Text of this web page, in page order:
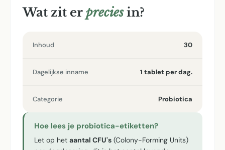
Wat zit er preciesin?
Inhoud 30
Dagelijkse inname 1 tablet per dag.
Categorie Probiotica
Hoe lees je probiotica-etiketten?
Let op het aantal CFU's (Colony-Forming Units)